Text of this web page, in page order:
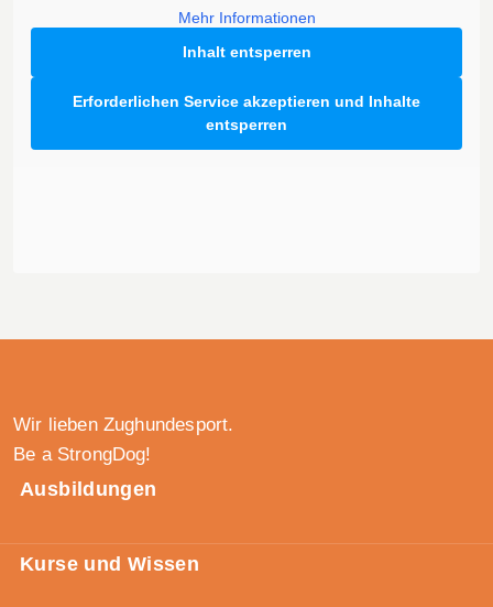
Mehr Informationen
Inhalt entsperren
Erforderlichen Service akzeptieren und Inhalte
entsperren
Wir lieben Zughundesport.
Be a StrongDog!
Ausbildungen
Kurse und Wissen